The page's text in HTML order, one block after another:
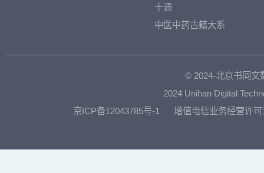
十通
中医中药古籍大系
© 2024-北京书同文
2024 Unihan Digital
京ICP备12043785号-1
增值电信业务经营许